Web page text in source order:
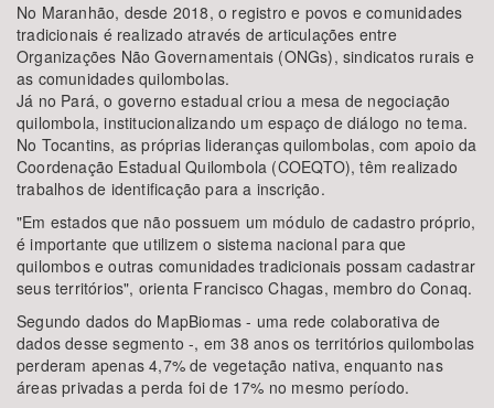
No Maranhão, desde 2018, o registro e povos e comunidades
tradicionais é realizado através de articulações entre
Organizações Não Governamentais (ONGs), sindicatos rurais e
as comunidades quilombolas.
Já no Pará, o governo estadual criou a mesa de negociação
quilombola, institucionalizando um espaço de diálogo no tema.
No Tocantins, as próprias lideranças quilombolas, com apoio da
Coordenação Estadual Quilombola (COEQTO), têm realizado
trabalhos de identificação para a inscrição.
"Em estados que não possuem um módulo de cadastro próprio,
é importante que utilizem o sistema nacional para que
quilombos e outras comunidades tradicionais possam cadastrar
seus territórios", orienta Francisco Chagas, membro do Conaq.
Segundo dados do MapBiomas - uma rede colaborativa de
dados desse segmento -, em 38 anos os territórios quilombolas
perderam apenas 4,7% de vegetação nativa, enquanto nas
áreas privadas a perda foi de 17% no mesmo período.